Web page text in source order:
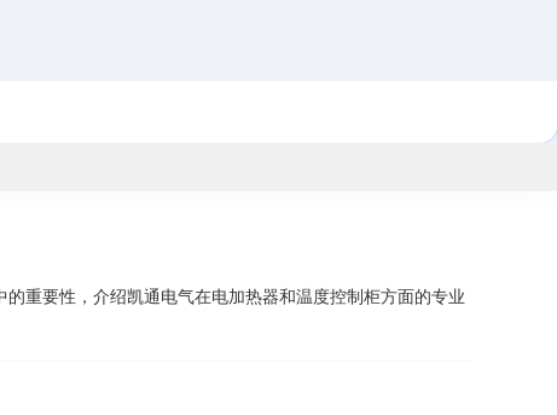
重要性，介绍凯通电气在电加热器和温度控制柜方面的专业